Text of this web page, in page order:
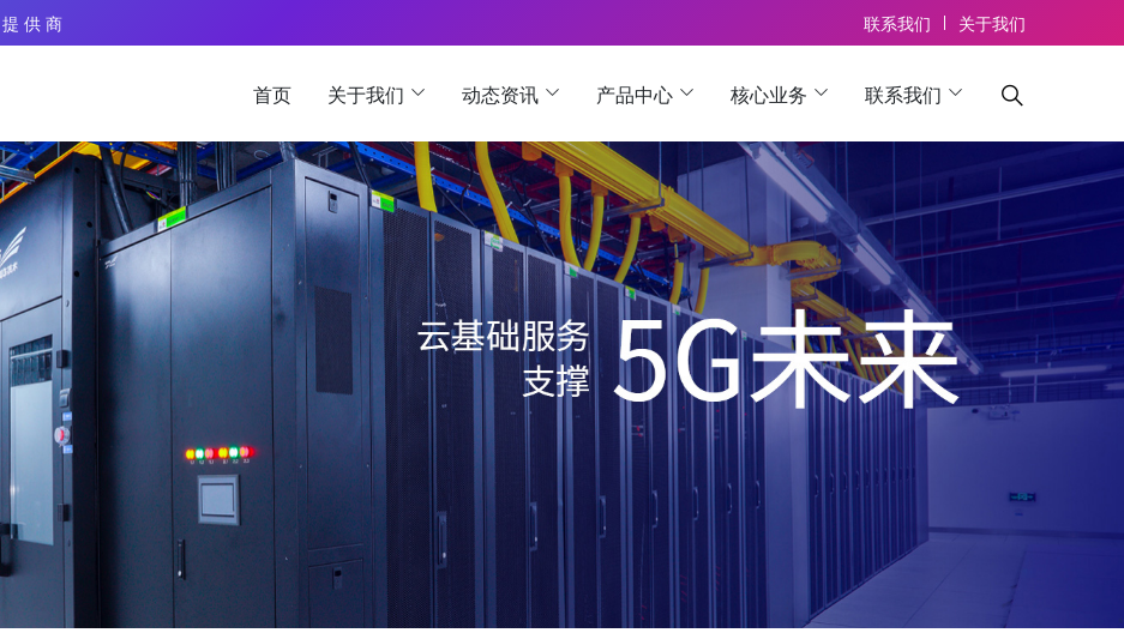
供 商 联系我们 关于我们
首页 关于我们 动态资讯 产品中心 核心业务 联系我们